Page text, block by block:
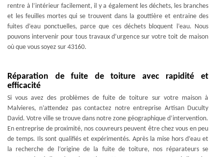
rentre à l’intérieur facilement, il y a également les déchets, les branches
et les feuilles mortes qui se trouvent dans la gouttière et entraine des
fuites d’eau ponctuelles, parce que ces déchets bloquent l’eau. Nous
pouvons intervenir pour tous travaux d’urgence sur votre toit de maison
où que vous soyez sur 43160.
Réparation de fuite de toiture avec rapidité et
efficacité
Si vous avez des problèmes de fuite de toiture sur votre maison à
Malvieres, n’attendez pas contactez notre entreprise Artisan Duculty
David. Votre ville se trouve dans notre zone géographique d’intervention.
En entreprise de proximité, nos couvreurs peuvent être chez vous en peu
de temps. Ils sont qualifiés et expérimentés. Après la mise hors d’eau et
la recherche de l’origine de la fuite de toiture, nos réparateurs se